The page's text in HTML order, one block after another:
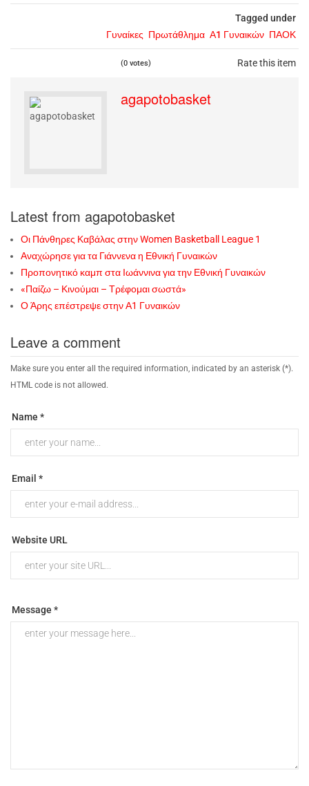
Tagged under
Γυναίκες Πρωτάθλημα Α1 Γυναικών ΠΑΟΚ
Rate this item
(0 votes)
agapotobasket
Latest from agapotobasket
Οι Πάνθηρες Καβάλας στην Women Basketball League 1
Αναχώρησε για τα Γιάννενα η Εθνική Γυναικών
Προπονητικό καμπ στα Ιωάννινα για την Εθνική Γυναικών
«Παίζω – Κινούμαι – Τρέφομαι σωστά»
Ο Άρης επέστρεψε στην Α1 Γυναικών
Leave a comment
Make sure you enter all the required information, indicated by an asterisk (*).
HTML code is not allowed.
Name *
Email *
Website URL
Message *